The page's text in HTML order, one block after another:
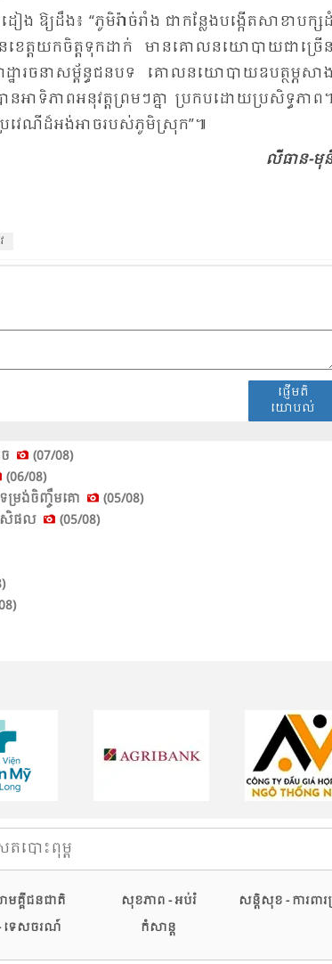
ឱ្យ​ដឹង៖ “ភូមិ​រ៉ាច់​រាំង ជា​កន្លែង​បង្កើត​សា​ខា​បក្ស​ដំ​
េត្ត​យក​ចិត្ត​ទុក​ដាក់ មាន​គោល​នយោ​បាយ​ជា​ច្រើន​
ា​រចនា​សម្ព័ន្ធ​ជន​បទ គោល​នយោ​បាយ​ឧបត្ថម្ភ​សាង​
ា​ទិភាព​អនុ​វត្ត​ព្រមៗ​គ្នា ប្រ​កប​ដោយ​ប្រ​សិទ្ធ​ភាព។
ប្រ​វេ​ណី​ដ៏​អង់​អាច​របស់​ភូមិ​ស្រុក”៕
លី​ធាន-មុ​
ផ្ញើមតិ
យោបល់
(07/08)
(06/08)
រង់​ចិញ្ចឹម​គោ​
(05/08)
កសិ​ផល​
(05/08)
តបោះពុម្ព
គ្គីជនជាតិ សុខភាព - អប់រំ សន្តិសុខ - ការពា
ទេសចរណ៍
កំសាន្ត